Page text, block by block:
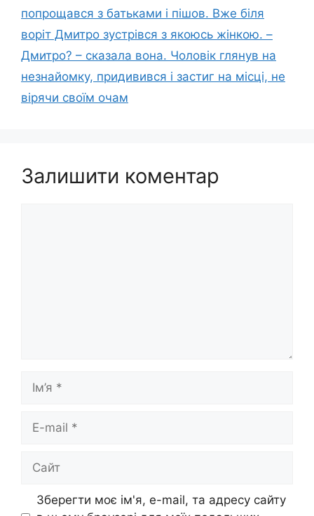
попрощався з батьками і пішов. Вже біля
воріт Дмитро зустрівся з якоюсь жінкою. –
Дмитро? – сказала вона. Чоловік глянув на
незнайомку, придивився і застиг на місці, не
вірячи своїм очам
Залишити коментар
mail
Зберегти моє ім'я, e-mail, та адресу сайту